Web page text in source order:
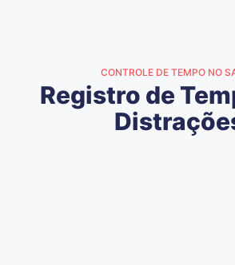
CONTROLE DE TEMPO NO
Registro de